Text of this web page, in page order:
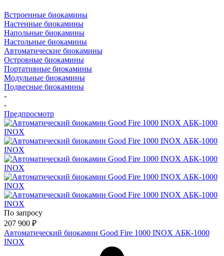
Встроенные биокамины
Настенные биокамины
Напольные биокамины
Настольные биокамины
Автоматические биокамины
Островные биокамины
Портативные биокамины
Модульные биокамины
Подвесные биокамины
-
-
Предпросмотр
По запросу
207 900 ₽
Автоматический биокамин Good Fire 1000 INOX АБК-1000
INOX